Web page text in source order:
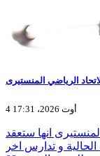
الرياضي المنستيرى
4 أوت 2026، 17:31
انها ستعقد
الحالية و تدارس اخر